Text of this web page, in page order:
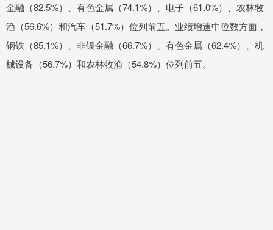
金融（82.5%）、有色金属（74.1%）、电子（61.0%）、农林牧
渔（56.6%）和汽车（51.7%）位列前五。业绩增速中位数方面，
钢铁（85.1%）、非银金融（66.7%）、有色金属（62.4%）、机
械设备（56.7%）和农林牧渔（54.8%）位列前五。